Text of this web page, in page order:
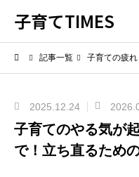
子育てTIMES
記事一覧 子育ての疲
2025.12.24
子育てのやる気が
で！立ち直るため